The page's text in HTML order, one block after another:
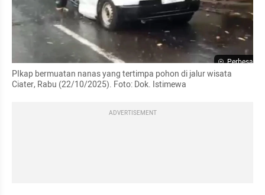
Perbesar
PIkap bermuatan nanas yang tertimpa pohon di jalur wisata
Ciater, Rabu (22/10/2025). Foto: Dok. Istimewa
ADVERTISEMENT